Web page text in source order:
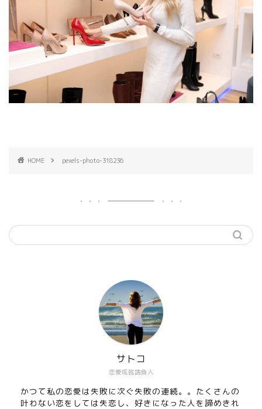
HOME pexels-photo-318236
恋愛成就請負人
サトコ
かつて私の恋愛は失敗に次ぐ失敗の連続。。たくさんの
叶わない恋をしては失恋し、好きになった人を諦めきれ